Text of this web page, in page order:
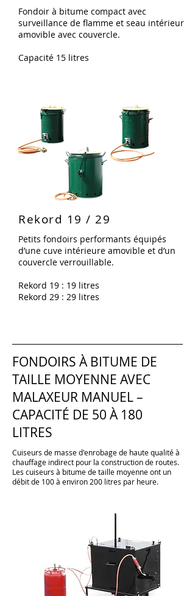
Fondoir à bitume compact avec
surveillance de flamme et seau intérieur
amovible avec couvercle.
Capacité 15 litres
Rekord 19 / 29
Petits fondoirs performants équipés
d’une cuve intérieure amovible et d’un
couvercle verrouillable.
Rekord 19 : 19 litres
Rekord 29 : 29 litres
FONDOIRS À BITUME DE
TAILLE MOYENNE AVEC
MALAXEUR MANUEL –
CAPACITÉ DE 50 À 180
LITRES
Cuiseurs de masse d'enrobage de haute qualité à
chauffage indirect pour la construction de routes.
Les cuiseurs à bitume de taille moyenne ont un
débit de 100 à environ 200 litres par heure.